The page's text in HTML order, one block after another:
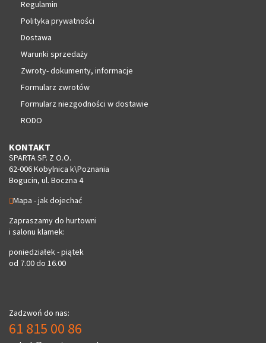
Regulamin
Polityka prywatności
Dostawa
Warunki sprzedaży
Zwroty- dokumenty, informacje
Formularz zwrotów
Formularz niezgodności w dostawie
RODO
KONTAKT
SPARTA SP. Z O.O.
62-006 Kobylnica k\Poznania
Bogucin, ul. Boczna 4
Mapa - jak dojechać
Zapraszamy do hurtowni
i salonu klamek:
poniedziałek - piątek
od 7.00 do 16.00
Zadzwoń do nas:
61 815 00 86